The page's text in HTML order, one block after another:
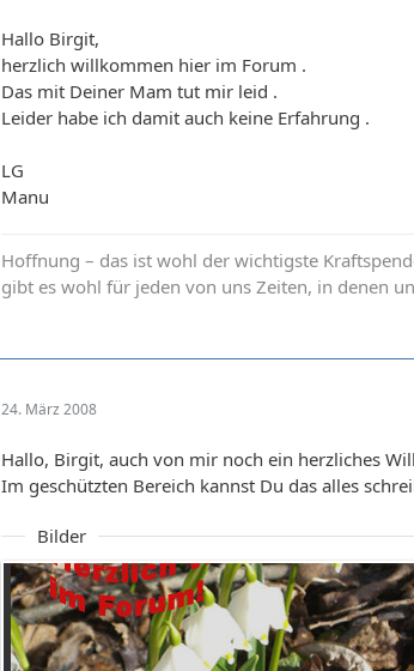
Hallo Birgit,
herzlich willkommen hier im Forum .
Das mit Deiner Mam tut mir leid .
Leider habe ich damit auch keine Erfahrung .
LG
Manu
Hoffnung – das ist wohl der wichtigste
gibt es wohl für jeden von uns Zeiten, in denen
24. März 2008
Hallo, Birgit, auch von mir noch ein herzliches
Im geschützten Bereich kannst Du das alles
Bilder